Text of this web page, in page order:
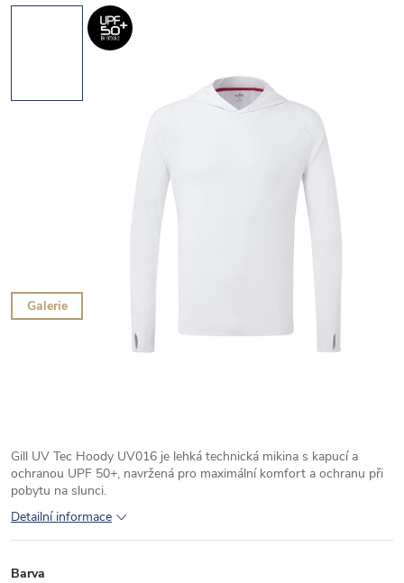
Galerie
Gill UV Tec Hoody UV016 je lehká technická mikina s kapucí a
ochranou UPF 50+, navržená pro maximální komfort a ochranu při
pobytu na slunci.
Detailní informace
Barva